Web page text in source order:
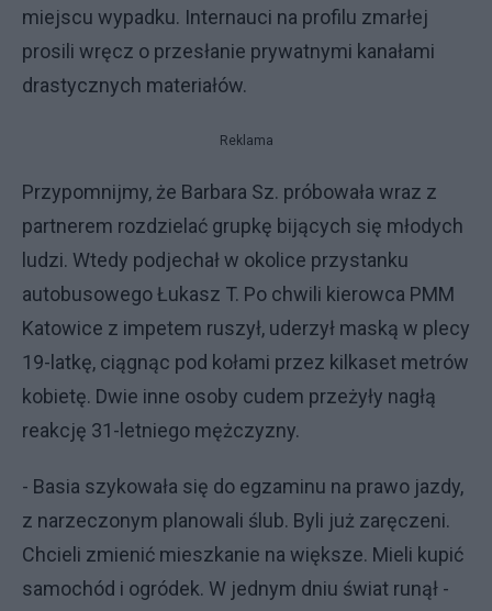
miejscu wypadku. Internauci na profilu zmarłej
prosili wręcz o przesłanie prywatnymi kanałami
drastycznych materiałów.
Reklama
Przypomnijmy, że Barbara Sz. próbowała wraz z
partnerem rozdzielać grupkę bijących się młodych
ludzi. Wtedy podjechał w okolice przystanku
autobusowego Łukasz T. Po chwili kierowca PMM
Katowice z impetem ruszył, uderzył maską w plecy
19-latkę, ciągnąc pod kołami przez kilkaset metrów
kobietę. Dwie inne osoby cudem przeżyły nagłą
reakcję 31-letniego mężczyzny.
- Basia szykowała się do egzaminu na prawo jazdy,
z narzeczonym planowali ślub. Byli już zaręczeni.
Chcieli zmienić mieszkanie na większe. Mieli kupić
samochód i ogródek. W jednym dniu świat runął -